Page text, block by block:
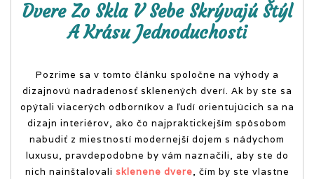
Dvere Zo Skla V Sebe Skrývajú Štýl
A Krásu Jednoduchosti
Pozrime sa v tomto článku spoločne na výhody a
dizajnovú nadradenosť sklenených dverí. Ak by ste sa
opýtali viacerých odborníkov a ľudí orientujúcich sa na
dizajn interiérov, ako čo najpraktickejším spôsobom
nabudiť z miestností modernejší dojem s nádychom
luxusu, pravdepodobne by vám naznačili, aby ste do
nich nainštalovali sklenene dvere, čím by ste vlastne